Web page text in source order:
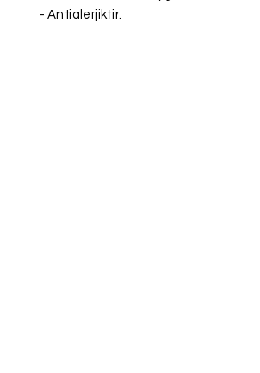
- Antialerjiktir.